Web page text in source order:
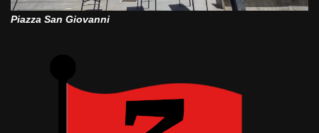
Piazza San Giovanni